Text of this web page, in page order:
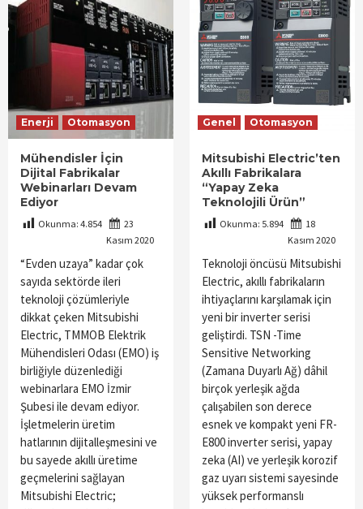
Enerji Otomasyon
Mühendisler İçin
Dijital Fabrikalar
Webinarları Devam
Ediyor
Okunma: 4.854
23
Kasım 2020
“Evden uzaya” kadar çok
sayıda sektörde ileri
teknoloji çözümleriyle
dikkat çeken Mitsubishi
Electric, TMMOB Elektrik
Mühendisleri Odası (EMO) iş
birliğiyle düzenlediği
webinarlara EMO İzmir
Şubesi ile devam ediyor.
İşletmelerin üretim
hatlarının dijitalleşmesini ve
bu sayede akıllı üretime
geçmelerini sağlayan
Mitsubishi Electric;
Genel Otomasyon
Mitsubishi Electric’ten
Akıllı Fabrikalara
“Yapay Zeka
Teknolojili Ürün”
Okunma: 5.894
18
Kasım 2020
Teknoloji öncüsü Mitsubishi
Electric, akıllı fabrikaların
ihtiyaçlarını karşılamak için
yeni bir inverter serisi
geliştirdi. TSN -Time
Sensitive Networking
(Zamana Duyarlı Ağ) dâhil
birçok yerleşik ağda
çalışabilen son derece
esnek ve kompakt yeni FR-
E800 inverter serisi, yapay
zeka (AI) ve yerleşik korozif
gaz uyarı sistemi sayesinde
yüksek performanslı